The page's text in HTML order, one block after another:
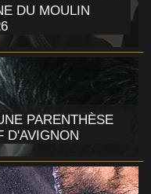
DU MOULIN
PARENTHÈSE
D'AVIGNON